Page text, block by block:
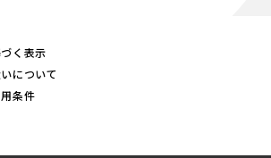
く表示
について
条件